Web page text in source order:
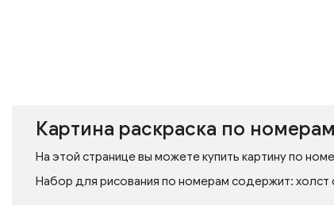
Картина раскраска по
На этой странице вы можете купить картину по
Набор для рисования по номерам содержит: холст